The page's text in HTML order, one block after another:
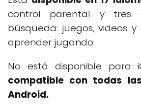
control parental y tres
búsqueda: juegos, videos
aprender jugando.
No está disponible para
compatible con todas
Android.